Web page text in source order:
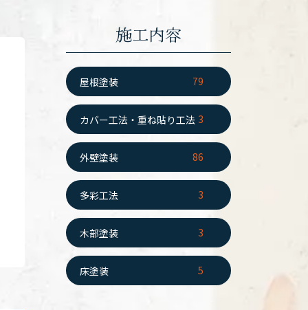
施工内容
屋根塗装 79
カバー工法・重ね貼り工法 3
外壁塗装 86
多彩工法 3
木部塗装 3
床塗装 5